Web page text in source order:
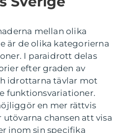
mellan olika
är de olika kategorierna
I paraidrott delas
efter graden av
idrottarna tävlar mot
funktionsvariationer.
en mer rättvis
chansen att visa
inom sin specifika